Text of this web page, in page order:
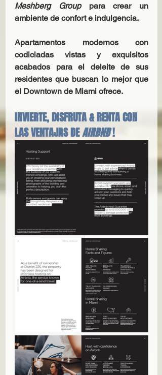
Meshberg Group para crear un
ambiente de confort e indulgencia.
Apartamentos modernos con
codiciadas vistas y exquisitos
acabados para el deleite de sus
residentes que buscan lo mejor que
el Downtown de Miami ofrece.
INVIERTE, DISFRUTA & RENTA CON
LAS VENTAJAS DE AIRBNB !